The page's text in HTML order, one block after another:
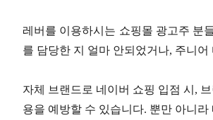
레버를 이용하시는 쇼핑몰 광고주 분
를 담당한 지 얼마 안되었거나, 주니
자체 브랜드로 네이버 쇼핑 입점 시,
용을 예방할 수 있습니다. 뿐만 아니